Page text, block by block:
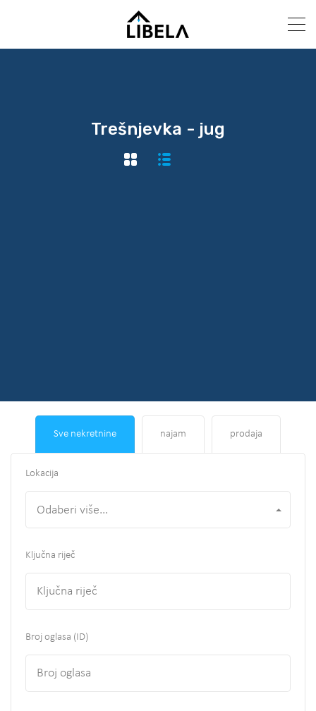
Trešnjevka - jug
Sve nekretnine najam prodaja
Lokacija
Odaberi više...
Ključna riječ
Broj oglasa (ID)